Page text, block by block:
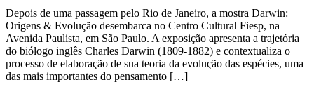
Depois de uma passagem pelo Rio de Janeiro, a mostra Darwin:
Origens & Evolução desembarca no Centro Cultural Fiesp, na
Avenida Paulista, em São Paulo. A exposição apresenta a trajetória
do biólogo inglês Charles Darwin (1809-1882) e contextualiza o
processo de elaboração de sua teoria da evolução das espécies, uma
das mais importantes do pensamento […]